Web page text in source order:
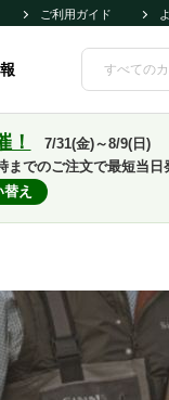
ご利用ガイド
！
7/31(金)～8/9(日)
までのご注文で最短当日
え